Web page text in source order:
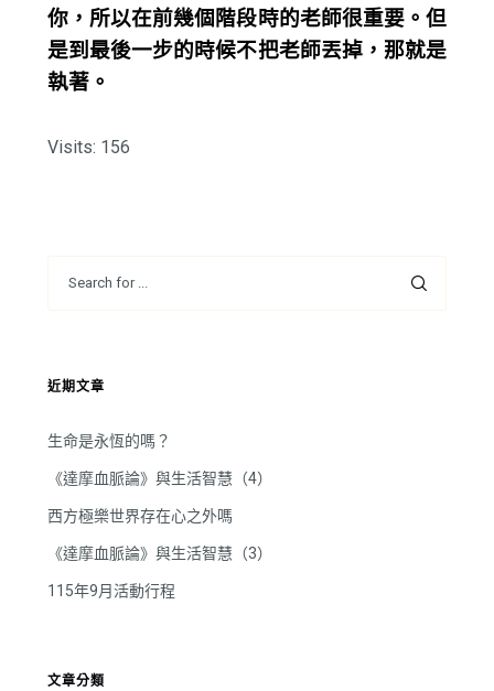
你，所以在前幾個階段時的老師很重要。但
是到最後一步的時候不把老師丟掉，那就是
執著。
Visits: 156
近期文章
生命是永恆的嗎？
《達摩血脈論》與生活智慧（4）
西方極樂世界存在心之外嗎
《達摩血脈論》與生活智慧（3）
115年9月活動行程
文章分類